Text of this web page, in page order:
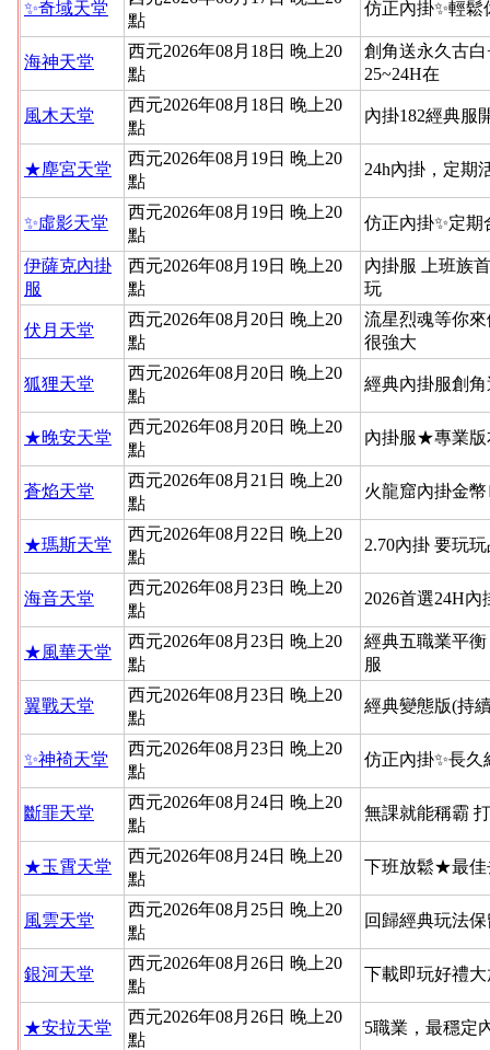
✨奇域天堂
點
仿正內掛✨輕鬆
海神天堂
西元2026年08月18日 晚上20
點
創角送永久古
25~24H在
風木天堂
西元2026年08月18日 晚上20
點
內掛182經典服
★塵宮天堂
西元2026年08月19日 晚上20
點
24h內掛，定期
✨虛影天堂
西元2026年08月19日 晚上20
點
仿正內掛✨定期
伊薩克內掛
服
西元2026年08月19日 晚上20
點
內掛服 上班族
玩
伏月天堂
西元2026年08月20日 晚上20
點
流星烈魂等你
很強大
狐狸天堂
西元2026年08月20日 晚上20
點
經典內掛服創
★晚安天堂
西元2026年08月20日 晚上20
點
內掛服★專業
蒼焰天堂
西元2026年08月21日 晚上20
點
火龍窟內掛金
★瑪斯天堂
西元2026年08月22日 晚上20
點
2.70內掛 要玩
海音天堂
西元2026年08月23日 晚上20
點
2026首選24H
★風華天堂
西元2026年08月23日 晚上20
點
經典五職業平
服
翼戰天堂
西元2026年08月23日 晚上20
點
經典變態版(持
✨神䄎天堂
西元2026年08月23日 晚上20
點
仿正內掛✨長久
斷罪天堂
西元2026年08月24日 晚上20
點
無課就能稱霸
★玉霄天堂
西元2026年08月24日 晚上20
點
下班放鬆★最
風雲天堂
西元2026年08月25日 晚上20
點
回歸經典玩法
銀河天堂
西元2026年08月26日 晚上20
點
下載即玩好禮
★安拉天堂
西元2026年08月26日 晚上20
點
5職業，最穩定